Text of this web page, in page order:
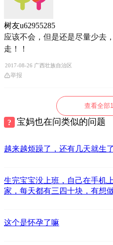
树友u62955285
应该不会，但是还是尽量少去
走！！
2017-08-26 广西壮族自治区
举报
查看全部
宝妈也在问类似的问题
越来越烦躁了，还有几天就生
生完宝宝没上班，自己在手机
家，每天都有三四十块，有想
这个是怀孕了嘛